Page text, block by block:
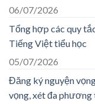
06/07/2026
Tổng hợp các quy
Tiếng Việt tiểu học
05/07/2026
Đăng ký nguyện
vọng, xét đa